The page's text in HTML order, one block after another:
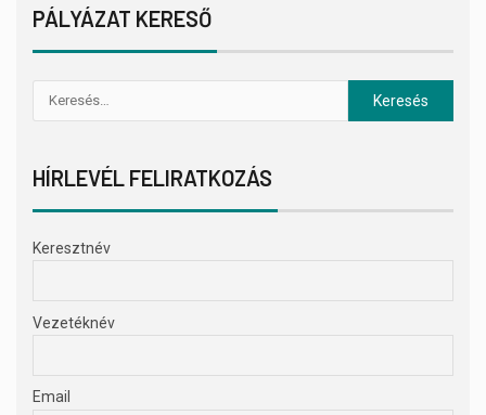
PÁLYÁZAT KERESŐ
HÍRLEVÉL FELIRATKOZÁS
Keresztnév
Vezetéknév
Email